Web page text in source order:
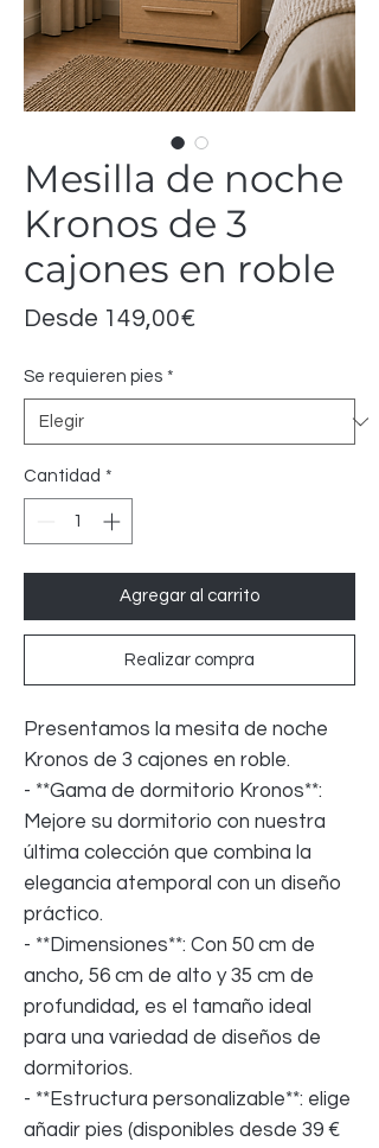
Mesilla de noche
Kronos de 3
cajones en roble
Desde 149,00€
Se requieren pies *
Cantidad *
Agregar al carrito
Realizar compra
Presentamos la mesita de noche
Kronos de 3 cajones en roble.
- **Gama de dormitorio Kronos**:
Mejore su dormitorio con nuestra
última colección que combina la
elegancia atemporal con un diseño
práctico.
- **Dimensiones**: Con 50 cm de
ancho, 56 cm de alto y 35 cm de
profundidad, es el tamaño ideal
para una variedad de diseños de
dormitorios.
- **Estructura personalizable**: elige
añadir pies (disponibles desde 39 €